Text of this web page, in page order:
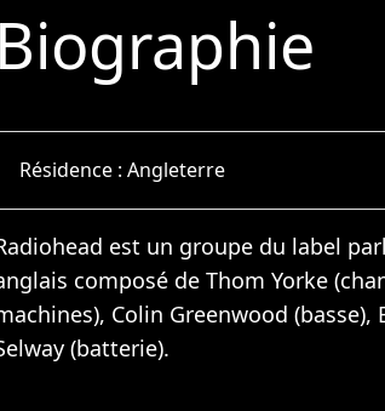
Biographie
Résidence :Angleterre
est un groupe du label
composé de Thom Yorke
Colin Greenwood (basse),
(batterie).